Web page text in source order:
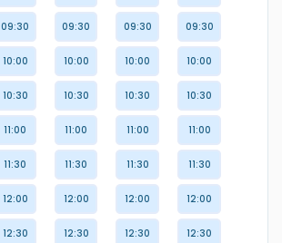
09:30
10:00
10:30
11:00
11:30
12:00
12:30
09:30
10:00
10:30
11:00
11:30
12:00
12:30
09:30
10:00
10:30
11:00
11:30
12:00
12:30
09:30
10:00
10:30
11:00
11:30
12:00
12:30